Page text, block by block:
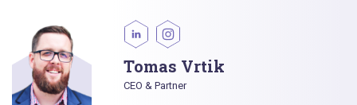
Tomas Vrtik
CEO & Partner